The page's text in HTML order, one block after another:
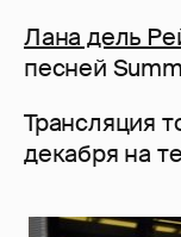
Лана дель
песней
Трансляция
декабря на